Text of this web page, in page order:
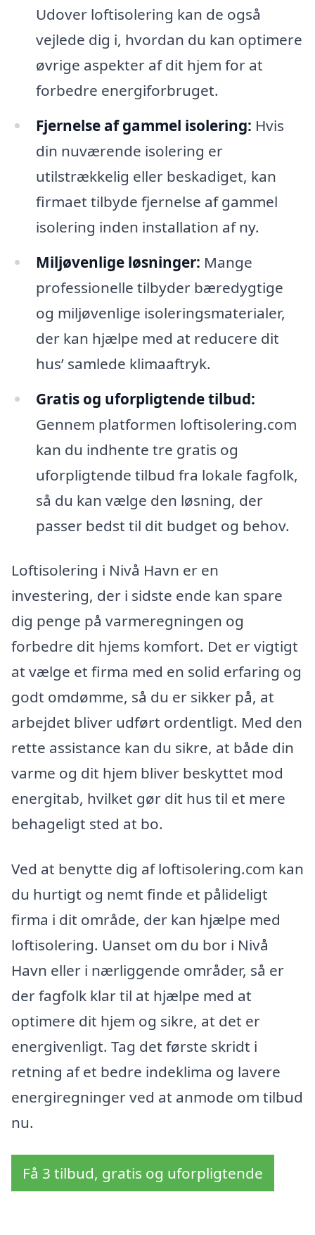
Udover loftisolering kan de også
vejlede dig i, hvordan du kan optimere
øvrige aspekter af dit hjem for at
forbedre energiforbruget.
Fjernelse af gammel isolering: Hvis
din nuværende isolering er
utilstrækkelig eller beskadiget, kan
firmaet tilbyde fjernelse af gammel
isolering inden installation af ny.
Miljøvenlige løsninger: Mange
professionelle tilbyder bæredygtige
og miljøvenlige isoleringsmaterialer,
der kan hjælpe med at reducere dit
hus’ samlede klimaaftryk.
Gratis og uforpligtende tilbud:
Gennem platformen loftisolering.com
kan du indhente tre gratis og
uforpligtende tilbud fra lokale fagfolk,
så du kan vælge den løsning, der
passer bedst til dit budget og behov.
Loftisolering i Nivå Havn er en
investering, der i sidste ende kan spare
dig penge på varmeregningen og
forbedre dit hjems komfort. Det er vigtigt
at vælge et firma med en solid erfaring og
godt omdømme, så du er sikker på, at
arbejdet bliver udført ordentligt. Med den
rette assistance kan du sikre, at både din
varme og dit hjem bliver beskyttet mod
energitab, hvilket gør dit hus til et mere
behageligt sted at bo.
Ved at benytte dig af loftisolering.com kan
du hurtigt og nemt finde et pålideligt
firma i dit område, der kan hjælpe med
loftisolering. Uanset om du bor i Nivå
Havn eller i nærliggende områder, så er
der fagfolk klar til at hjælpe med at
optimere dit hjem og sikre, at det er
energivenligt. Tag det første skridt i
retning af et bedre indeklima og lavere
energiregninger ved at anmode om tilbud
nu.
Få 3 tilbud, gratis og uforpligtende